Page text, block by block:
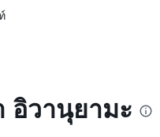
อิวานุยามะ